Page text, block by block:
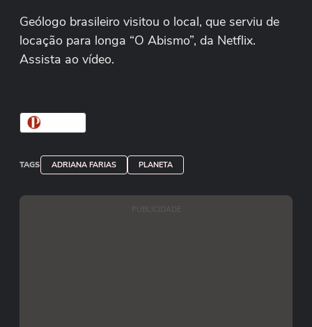
Geólogo brasileiro visitou o local, que serviu de
locação para longa “O Abismo”, da Netflix.
Assista ao vídeo.
TAGS ADRIANA FARIAS PLANETA
PUBLICIDADE